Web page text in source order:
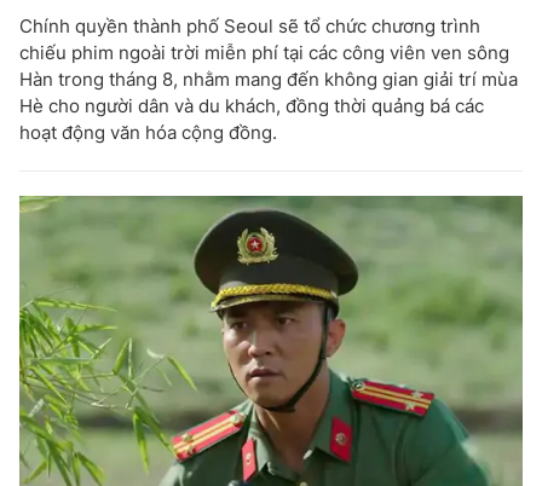
Chính quyền thành phố Seoul sẽ tổ chức chương trình
chiếu phim ngoài trời miễn phí tại các công viên ven sông
Hàn trong tháng 8, nhằm mang đến không gian giải trí mùa
Hè cho người dân và du khách, đồng thời quảng bá các
hoạt động văn hóa cộng đồng.